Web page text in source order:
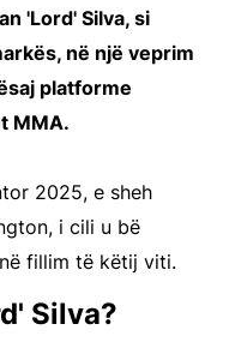
'Lord' Silva, si
në një veprim
platforme
MMA.
2025, e sheh
i cili u bë
në fillim të këtij viti.
Silva?